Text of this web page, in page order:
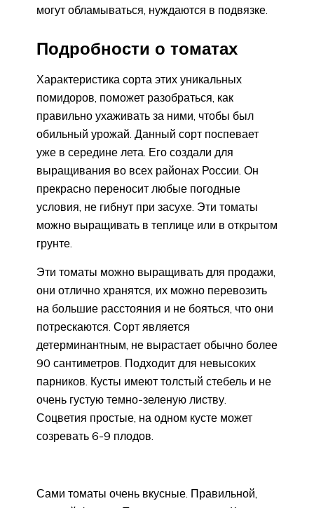
могут обламываться, нуждаются в подвязке.
Подробности о томатах
Характеристика сорта этих уникальных
помидоров, поможет разобраться, как
правильно ухаживать за ними, чтобы был
обильный урожай. Данный сорт поспевает
уже в середине лета. Его создали для
выращивания во всех районах России. Он
прекрасно переносит любые погодные
условия, не гибнут при засухе. Эти томаты
можно выращивать в теплице или в открытом
грунте.
Эти томаты можно выращивать для продажи,
они отлично хранятся, их можно перевозить
на большие расстояния и не бояться, что они
потрескаются. Сорт является
детерминантным, не вырастает обычно более
90 сантиметров. Подходит для невысоких
парников. Кусты имеют толстый стебель и не
очень густую темно-зеленую листву.
Соцветия простые, на одном кусте может
созревать 6-9 плодов.
Сами томаты очень вкусные. Правильной,